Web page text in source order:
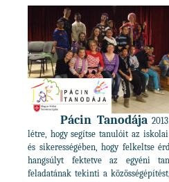
Pácin Tanodája
létre, hogy segítse tanulóit az
és sikerességében, hogy felkeltse
hangsúlyt fektetve az egyéni
feladatának tekinti a